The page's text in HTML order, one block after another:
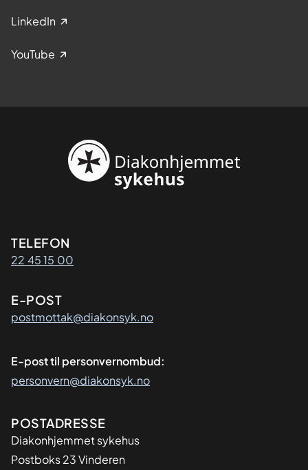
LinkedIn
YouTube
Kontaktinformasjon
TELEFON
22 45 15 00
E-POST
postmottak@diakonsyk.no
E-post til personvernombud:
personvern@diakonsyk.no
Adresse
POSTADRESSE
Diakonhjemmet sykehus
Postboks 23 Vinderen